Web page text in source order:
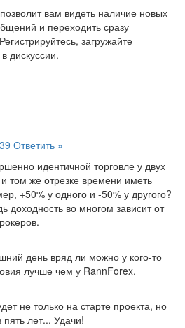
вам видеть наличие новых
и переходить сразу
загружайте
дискуссии.
Ответить »
идентичной торговле у двух
том же отрезке времени иметь
+50% у одного и -50% у другого?
доходность во многом зависит от
день вряд ли можно у кого-то
лучше чем у RannForex.
не только на старте проекта, но
пять лет... Удачи!